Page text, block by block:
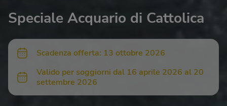
NL
Speciale Acquario di Cattolica
Scadenza offerta: 13 ottobre 2026
Valido per soggiorni dal 16 aprile 2026 al 20
settembre 2026